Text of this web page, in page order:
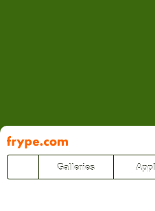
Pāriet
uz
saturu
Galleries